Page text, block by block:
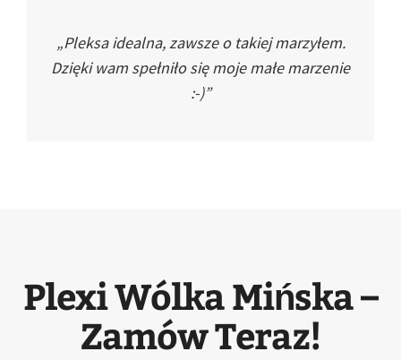
„Pleksa idealna, zawsze o takiej marzyłem.
Dzięki wam spełniło się moje małe marzenie
:-)”
Plexi Wólka Mińska –
Zamów Teraz!